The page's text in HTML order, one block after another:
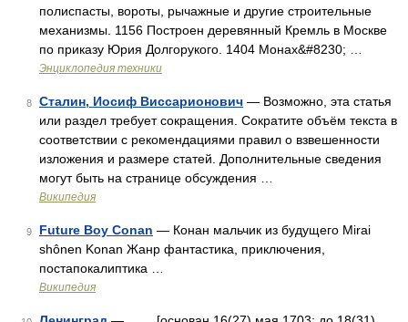
полиспасты, вороты, рычажные и другие строительные
механизмы. 1156 Построен деревянный Кремль в Москве
по приказу Юрия Долгорукого. 1404 Монах&#8230; …
Энциклопедия техники
8 Сталин, Иосиф Виссарионович — Возможно, эта статья
или раздел требует сокращения. Сократите объём текста в
соответствии с рекомендациями правил о взвешенности
изложения и размере статей. Дополнительные сведения
могут быть на странице обсуждения …
Википедия
9 Future Boy Conan — Конан мальчик из будущего Mirai
shônen Konan Жанр фантастика, приключения,
постапокалиптика …
Википедия